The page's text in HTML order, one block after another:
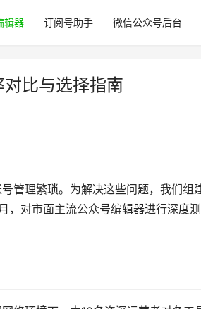
辑器 订阅号助手 微信公众号后台
比与选择指南
管理繁琐。为解决这些问题，我们组
，对市面主流公众号编辑器进行深度